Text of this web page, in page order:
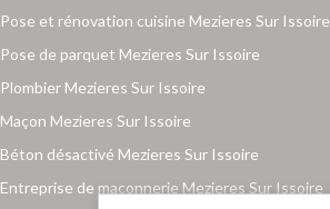
Pose et rénovation cuisine Mezieres Sur Issoire
Pose de parquet Mezieres Sur Issoire
Plombier Mezieres Sur Issoire
Maçon Mezieres Sur Issoire
Béton désactivé Mezieres Sur Issoire
Entreprise de maçonnerie Mezieres Sur Issoire